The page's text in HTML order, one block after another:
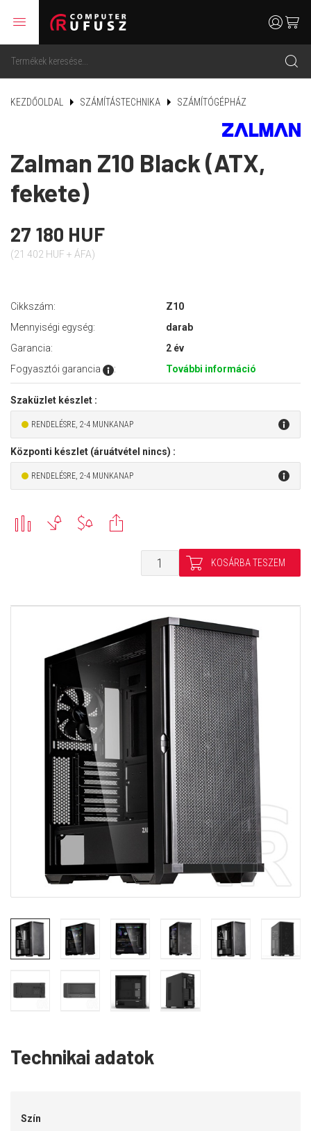
menu
search
usercart
KEZDŐOLDAL SZÁMÍTÁSTECHNIKA SZÁMÍTÓGÉPHÁZ
Zalman Z10 Black (ATX,
fekete)
27 180 HUF
(21 402 HUF + ÁFA)
Cikkszám:
Z10
Mennyiségi egység:
darab
Garancia:
2 év
Fogyasztói garancia
: További információ
Szaküzlet készlet :
RENDELÉSRE, 2-4 MUNKANAP
Központi készlet (áruátvétel nincs) :
RENDELÉSRE, 2-4 MUNKANAP
Technikai adatok
Szín